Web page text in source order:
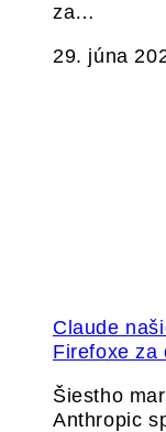
za…
29. júna
Claude
Firefoxe za
Šiestho
Anthropic